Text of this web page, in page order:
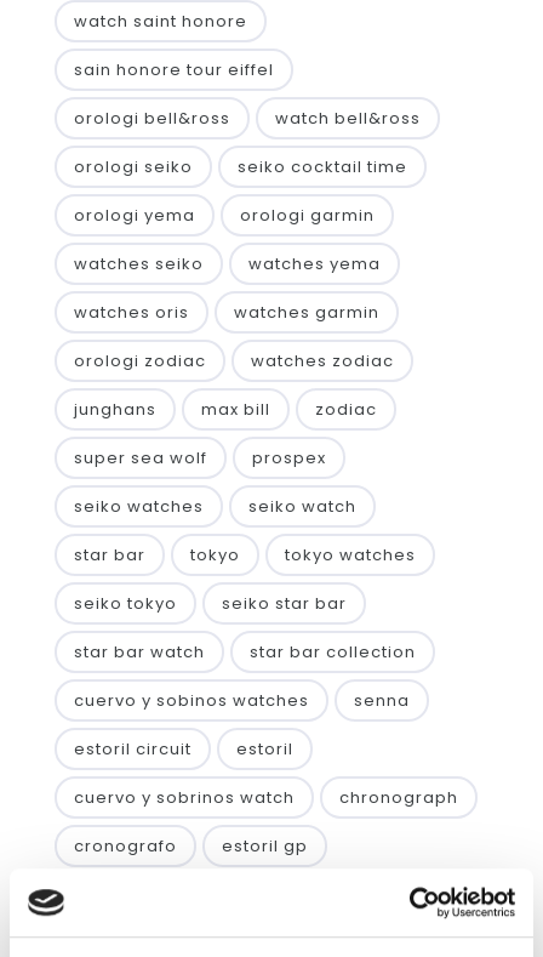
watch saint honore
sain honore tour eiffel
orologi bell&ross watch bell&ross
orologi seiko seiko cocktail time
orologi yema orologi garmin
watches seiko watches yema
watches oris watches garmin
orologi zodiac watches zodiac
junghans max bill zodiac
super sea wolf prospex
seiko watches seiko watch
star bar tokyo tokyo watches
seiko tokyo seiko star bar
star bar watch star bar collection
cuervo y sobinos watches senna
estoril circuit estoril
cuervo y sobrinos watch chronograph
cronografo estoril gp
squale squale watches